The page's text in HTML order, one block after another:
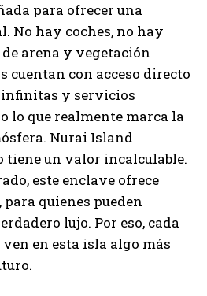
para ofrecer una
No hay coches, no hay
arena y vegetación
cuentan con acceso directo
y servicios
lo que realmente marca la
Nurai Island
tiene un valor incalculable.
este enclave ofrece
quienes pueden
lujo. Por eso, cada
en esta isla algo más